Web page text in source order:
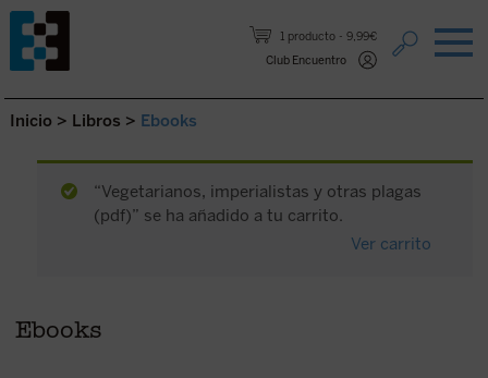
1 producto
9,99€
Club Encuentro
Saltar al contenido.
Inicio > Libros > Ebooks
“Vegetarianos, imperialistas y otras plagas
(pdf)” se ha añadido a tu carrito.
Ver carrito
Ebooks